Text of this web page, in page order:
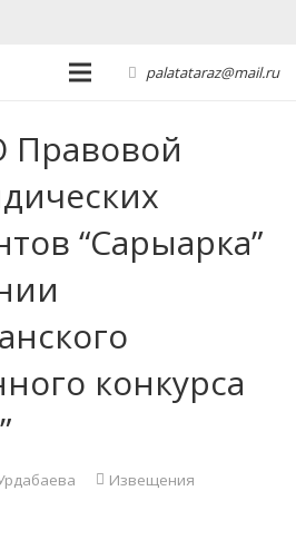
palatataraz@mail.ru
Правовой
“Сарыарка”
конкурса
Извещения